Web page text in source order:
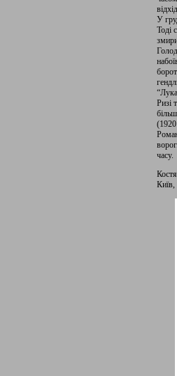
У
Тоді
Ризі
часу.
Київ,